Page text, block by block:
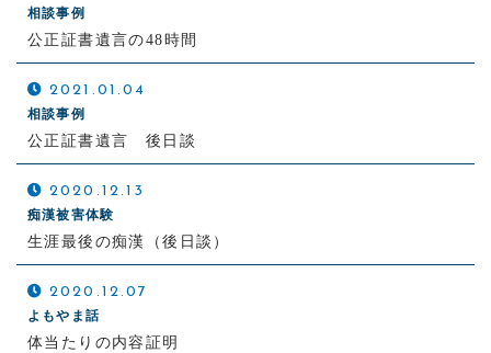
相談事例
公正証書遺言の48時間
2021.01.04
相談事例
公正証書遺言 後日談
2020.12.13
痴漢被害体験
生涯最後の痴漢（後日談）
2020.12.07
よもやま話
体当たりの内容証明